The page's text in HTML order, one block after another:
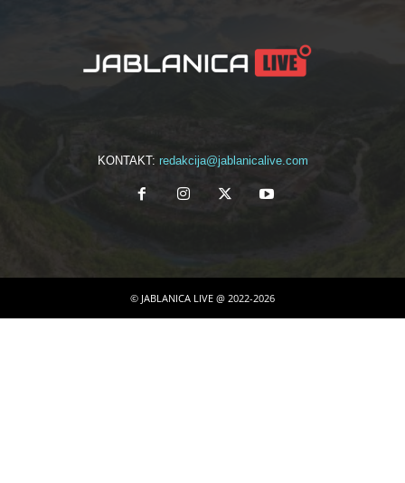
KONTAKT: redakcija@jablanicalive.com
© JABLANICA LIVE @ 2022-2026